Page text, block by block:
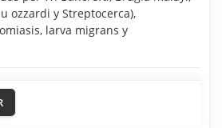
ozzardi y Streptocerca),
larva migrans y